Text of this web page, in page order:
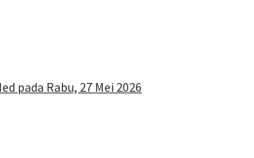
pada Rabu, 27 Mei 2026